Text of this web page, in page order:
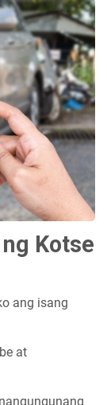
Kotse
ang isang
at